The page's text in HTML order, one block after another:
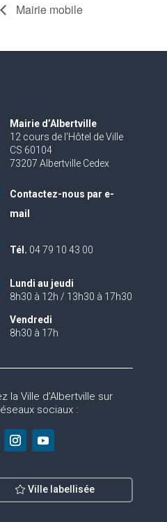
Mairie mobile
Mairie d’Albertville
12 cours de l’Hôtel de Ville
CS 60104
73207 Albertville Cedex
Contactez-nous par e-
mail
Tél. 04 79 10 43 00
Lundi au jeudi
8h30 à 12h / 13h30 à 17h30
Vendredi
8h30 à 17h
la Ville d’Albertville sur
sociaux :
Ville labellisée